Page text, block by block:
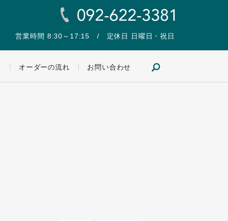
営業時間 8:30～17:15 / 定休日 日曜日・祝日
オーダーの流れ お問い合わせ